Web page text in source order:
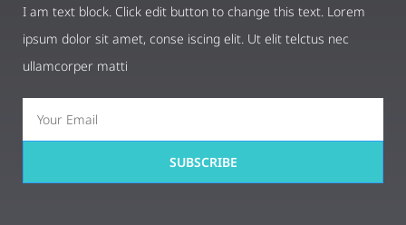
I am text block. Click edit button to change this text. Lorem
ipsum dolor sit amet, conse iscing elit. Ut elit telctus nec
ullamcorper matti
SUBSCRIBE